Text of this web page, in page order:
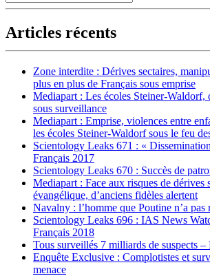
Articles récents
Zone interdite : Dérives sectaires,
plus en plus de Français sous emprise
Mediapart : Les écoles Steiner-Waldorf,
sous surveillance
Mediapart : Emprise, violences entre
les écoles Steiner-Waldorf sous le feu
Scientology Leaks 671 : «
Français 2017
Scientology Leaks 670 : Succès de
Mediapart : Face aux risques de dérives
évangélique, d’anciens fidèles alertent
Navalny : l’homme que Poutine n’a pas
Scientology Leaks 696 : IAS News
Français 2018
Tous surveillés 7 milliards de suspects –
Enquête Exclusive : Complotistes et
menace